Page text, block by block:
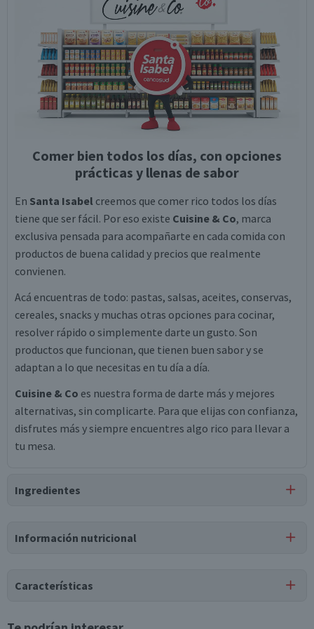
Comer bien todos los días, con opciones
prácticas y llenas de sabor
En Santa Isabel creemos que comer rico todos los días
tiene que ser fácil. Por eso existe Cuisine & Co, marca
exclusiva pensada para acompañarte en cada comida con
productos de buena calidad y precios que realmente
convienen.
Acá encuentras de todo: pastas, salsas, aceites, conservas,
cereales, snacks y muchas otras opciones para cocinar,
resolver rápido o simplemente darte un gusto. Son
productos que funcionan, que tienen buen sabor y se
adaptan a lo que necesitas en tu día a día.
Cuisine & Co es nuestra forma de darte más y mejores
alternativas, sin complicarte. Para que elijas con confianza,
disfrutes más y siempre encuentres algo rico para llevar a
tu mesa.
Ingredientes
Puede contener
Información nutricional
Tabla nutricional
medios
Características
Tipo de Producto